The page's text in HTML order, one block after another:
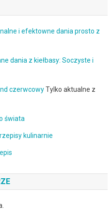
i efektowne dania prosto z
dania z kiełbasy: Soczyste i
czerwcowyTylko aktualne z
świata
kulinarnie